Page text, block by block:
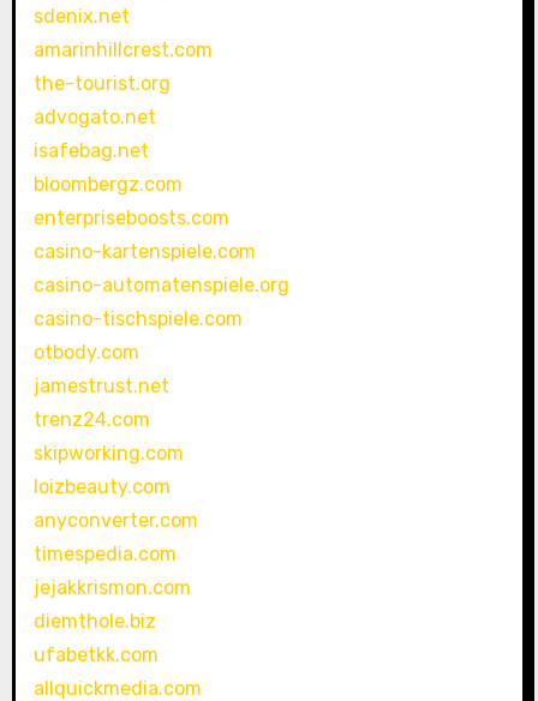
sdenix.net
amarinhillcrest.com
the-tourist.org
advogato.net
isafebag.net
bloombergz.com
enterpriseboosts.com
casino-kartenspiele.com
casino-automatenspiele.org
casino-tischspiele.com
otbody.com
jamestrust.net
trenz24.com
skipworking.com
loizbeauty.com
anyconverter.com
timespedia.com
jejakkrismon.com
diemthole.biz
ufabetkk.com
allquickmedia.com